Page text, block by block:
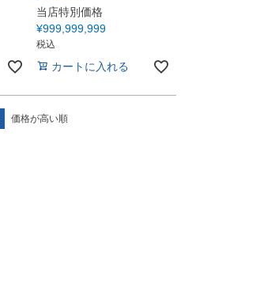
当店特別価格
¥999,999,999
税込
カートに入れる
価格が高い順